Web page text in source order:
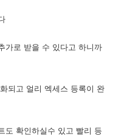
가로 받을 수 있다고 하니까
되고 얼리 엑세스 등록이 완
도 확인하실수 있고 빨리 등